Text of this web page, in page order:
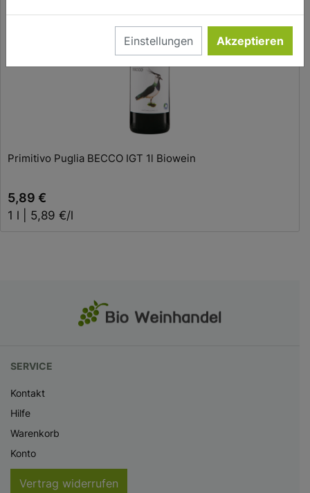
Einstellungen Akzeptieren
In den Warenkorb
Primitivo Puglia BECCO IGT 1l Biowein
5,89 €
1 l | 5,89 €/l
SERVICE
Kontakt
Hilfe
Warenkorb
Konto
Vertrag widerrufen